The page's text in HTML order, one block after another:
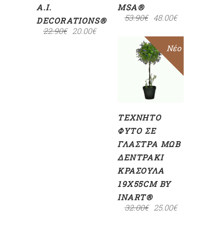
A.I.
DECORATIONS®
22.90€ 20.00€
MSA®
53.90€ 48.00€
Sale
Νέο
ΠΡΟΣΘΉΚΗ
ΚΑΛΆΘΙ
ΤΕΧΝΗΤΌ
ΦΥΤΌ ΣΕ
ΓΛΆΣΤΡΑ ΜΩΒ
ΔΕΝΤΡΆΚΙ
ΚΡΑΣΟΎΛΑ
19X55CM BY
INART®
32.00€ 25.00€